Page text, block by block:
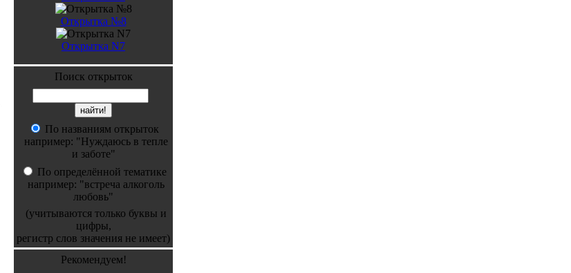
Открытка №8
Открытка N7
Поиск открыток
По названиям открыток
например: "Нуждаюсь в тепле
и заботе"
По определённой тематике
например: "встреча алкоголь
любовь"
(учитываются только буквы и
цифры,
регистр слов значения не имеет)
Рекомендуем!